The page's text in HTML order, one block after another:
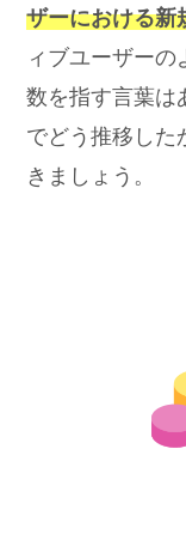
ザーにおける新
ィブユーザー
数を指す言葉は
でどう推移した
きましょう。